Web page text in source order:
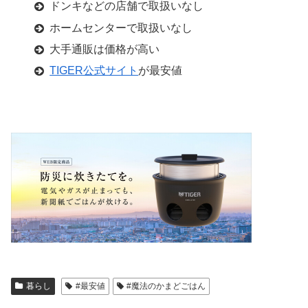
ドンキなどの店舗で取扱いなし
ホームセンターで取扱いなし
大手通販は価格が高い
TIGER公式サイト が最安値
暮らし #最安値 #魔法のかまどごはん